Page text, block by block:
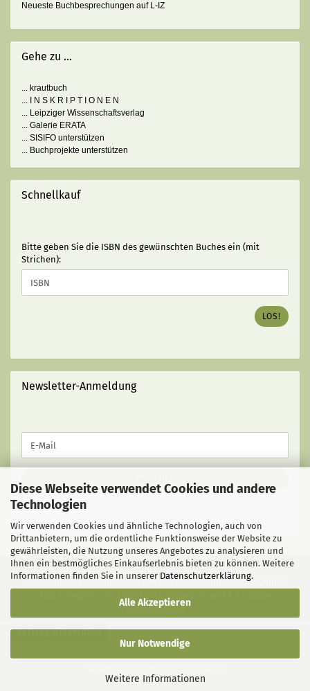
Diese Webseite verwendet Cookies und andere
Technologien
Wir verwenden Cookies und ähnliche Technologien, auch von
Drittanbietern, um die ordentliche Funktionsweise der Website zu
gewährleisten, die Nutzung unseres Angebotes zu analysieren und
Ihnen ein bestmögliches Einkaufserlebnis bieten zu können. Weitere
Informationen finden Sie in unserer Datenschutzerklärung.
Alle Akzeptieren
Nur Notwendige
Weitere Informationen
Neueste Buchbesprechungen auf L-IZ
Gehe zu ...
... krautbuch
... I N S K R I P T I O N E N
... Leipziger Wissenschaftsverlag
... Galerie ERATA
... SISIFO unterstützen
... Buchprojekte unterstützen
Schnellkauf
BITTE
GEBEN
SIE
DIE
ISBN
(MIT
STRICHEN):
Bitte geben Sie die ISBN des gewünschten Buches ein (mit
Strichen):
LOS!
Newsletter-Anmeldung
ZUR
E-
Mail
Liefer- und Versandkosten|Privatsphäre und Datenschutz
Kontakt Widerrufsrecht
Einstellungen
Vertrag widerrufen